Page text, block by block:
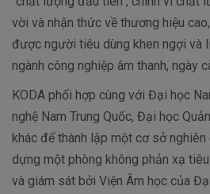
vời và nhận thức về thương hiệu
được người tiêu dùng khen ngợi và
ngành công nghiệp âm thanh, ngày
KODA phối hợp cùng với Đại học
nghệ Nam Trung Quốc, Đại học
khác để thành lập một cơ sở
dựng một phòng không phản xạ
và giám sát bởi Viện Âm học của